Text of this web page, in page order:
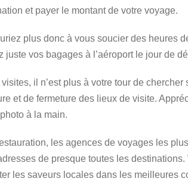
et payer le montant de votre voyage.
plus donc à vous soucier des heures
juste vos bagages à l’aéroport le jour de
visites, il n’est plus à votre tour de
et de fermeture des lieux de visite.
à la main.
les agences de voyages les
de presque toutes les
les saveurs locales dans les meilleures